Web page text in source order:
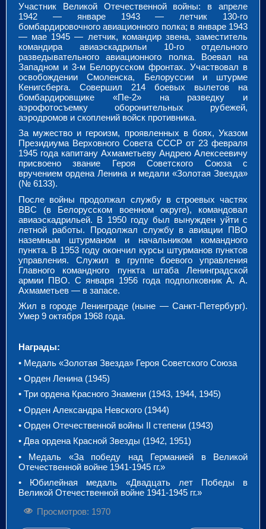
Участник Великой Отечественной войны: в апреле
1942 — январе 1943 — летчик 130-го
бомбардировочного авиационного полка; в январе 1943
— мае 1945 — летчик, командир звена, заместитель
командира авиаэскадрильи 10-го отдельного
разведывательного авиационного полка. Воевал на
Западном и 3-м Белорусском фронтах. Участвовал в
освобождении Смоленска, Белоруссии и штурме
Кенигсберга. Совершил 214 боевых вылетов на
бомбардировщике «Пе-2» на разведку и
аэрофотосъемку оборонительных рубежей,
аэродромов и скоплений войск противника.
За мужество и героизм, проявленных в боях, Указом
Президиума Верховного Совета СССР от 23 февраля
1945 года капитану Ахмаметьеву Андрею Алексеевичу
присвоено звание Героя Советского Союза с
вручением ордена Ленина и медали «Золотая Звезда»
(№ 6133).
После войны продолжал службу в строевых частях
ВВС (в Белорусском военном округе), командовал
авиаэскадрильей. В 1950 году был вынужден уйти с
летной работы. Продолжал службу в авиации ПВО
наземным штурманом и начальником командного
пункта. В 1953 году окончил курсы штурманов пунктов
управления. Служил в группе боевого управления
Главного командного пункта штаба Ленинградской
армии ПВО. С января 1956 года подполковник А. А.
Ахмаметьев — в запасе.
Жил в городе Ленинграде (ныне — Санкт-Петербург).
Умер 9 октября 1968 года.
Награды:
• Медаль «Золотая Звезда» Героя Советского Союза
• Орден Ленина (1945)
• Три ордена Красного Знамени (1943, 1944, 1945)
• Орден Александра Невского (1944)
• Орден Отечественной войны II степени (1943)
• Два ордена Красной Звезды (1942, 1951)
• Медаль «За победу над Германией в Великой
Отечественной войне 1941-1945 гг.»
• Юбилейная медаль «Двадцать лет Победы в
Великой Отечественной войне 1941-1945 гг.»
Просмотров: 1970